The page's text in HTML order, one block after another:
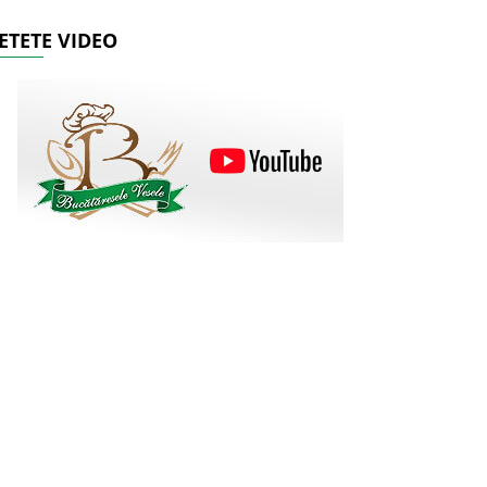
VIDEO